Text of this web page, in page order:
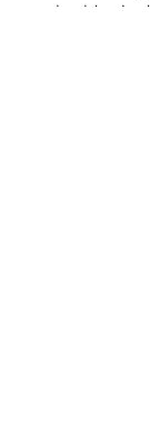
voorbeelden in